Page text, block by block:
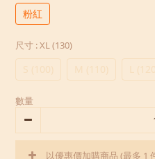
粉紅
尺寸 : XL (130)
S (100) M (110) L
數量
以優惠價加購商品 (最多 1